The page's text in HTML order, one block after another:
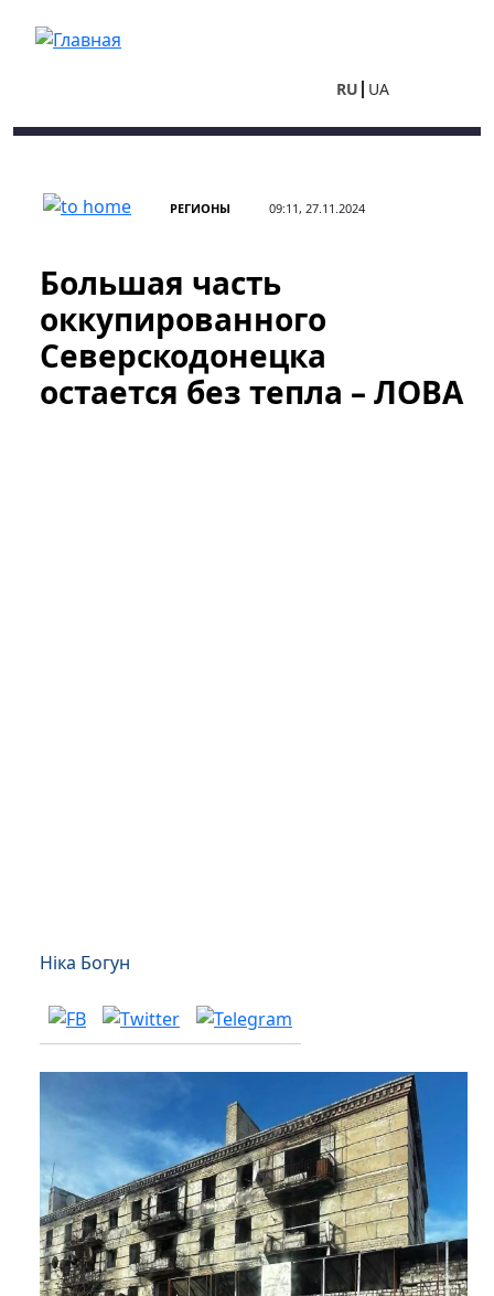
RU UA
РЕГИОНЫ 09:11, 27.11.2024
Большая часть
оккупированного
Северскодонецка
остается без тепла – ЛОВА
Ніка Богун